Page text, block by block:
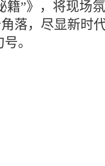
”》，将现场
落，尽显新时
。